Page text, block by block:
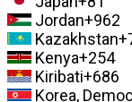
Jordan+962
Kazakhstan
Kenya+254
Kiribati+686
Korea,